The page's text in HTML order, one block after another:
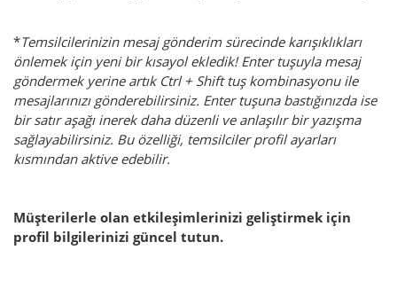
*Temsilcilerinizin mesaj gönderim sürecinde karışıklıkları
önlemek için yeni bir kısayol ekledik! Enter tuşuyla mesaj
göndermek yerine artık Ctrl + Shift tuş kombinasyonu ile
mesajlarınızı gönderebilirsiniz. Enter tuşuna bastığınızda ise
bir satır aşağı inerek daha düzenli ve anlaşılır bir yazışma
sağlayabilirsiniz. Bu özelliği, temsilciler profil ayarları
kısmından aktive edebilir.
Müşterilerle olan etkileşimlerinizi geliştirmek için
profil bilgilerinizi güncel tutun.